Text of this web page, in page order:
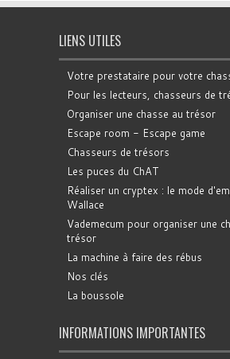
LIENS UTILES
Votre prestataire pour votre
Pour les lecteurs, chasseurs de
Organiser une chasse au trésor
Escape room - Escape game
Chasseurs de trésors
Les puces du ChAT
Réaliser un cryptex : le mode
Wallace
Vademecum pour organiser une
trésor
La machine à faire des rébus
Nos clés
La boussole
INFORMATIONS IMPORTANTES